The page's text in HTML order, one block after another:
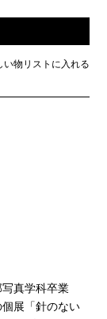
い物リストに入れる
真学科卒業
展「針のない